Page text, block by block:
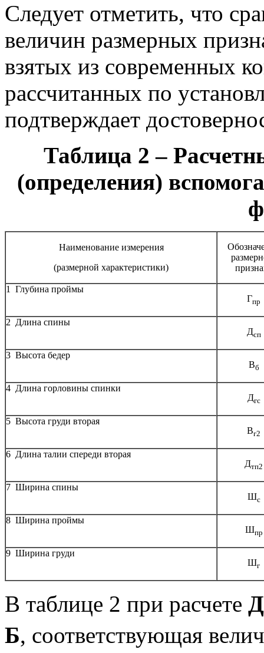
Следует отметить, что
величин размерных
взятых из современных
рассчитанных по
подтверждает
Таблица 2 –
(определения)
Наименование измерения
(размерной характеристики)
1 Глубина проймы
Гпр
2 Длина спины
Дсп
3 Высота бедер
Вб
4 Длина горловины спинки
Дгс
5 Высота груди вторая
Вг2
6 Длина талии спереди вторая
Дтп2
7 Ширина спины
Шс
8 Ширина проймы
Шпр
9 Ширина груди
Шг
В таблице 2 при расчете Д
Б, соответствующая